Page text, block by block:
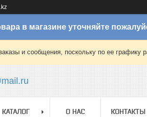
в магазине уточняйте
и сообщения, поскольку по ее
КАТАЛОГ О НАС КОНТАКТЫ